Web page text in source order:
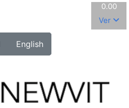
English
0.00
Ver